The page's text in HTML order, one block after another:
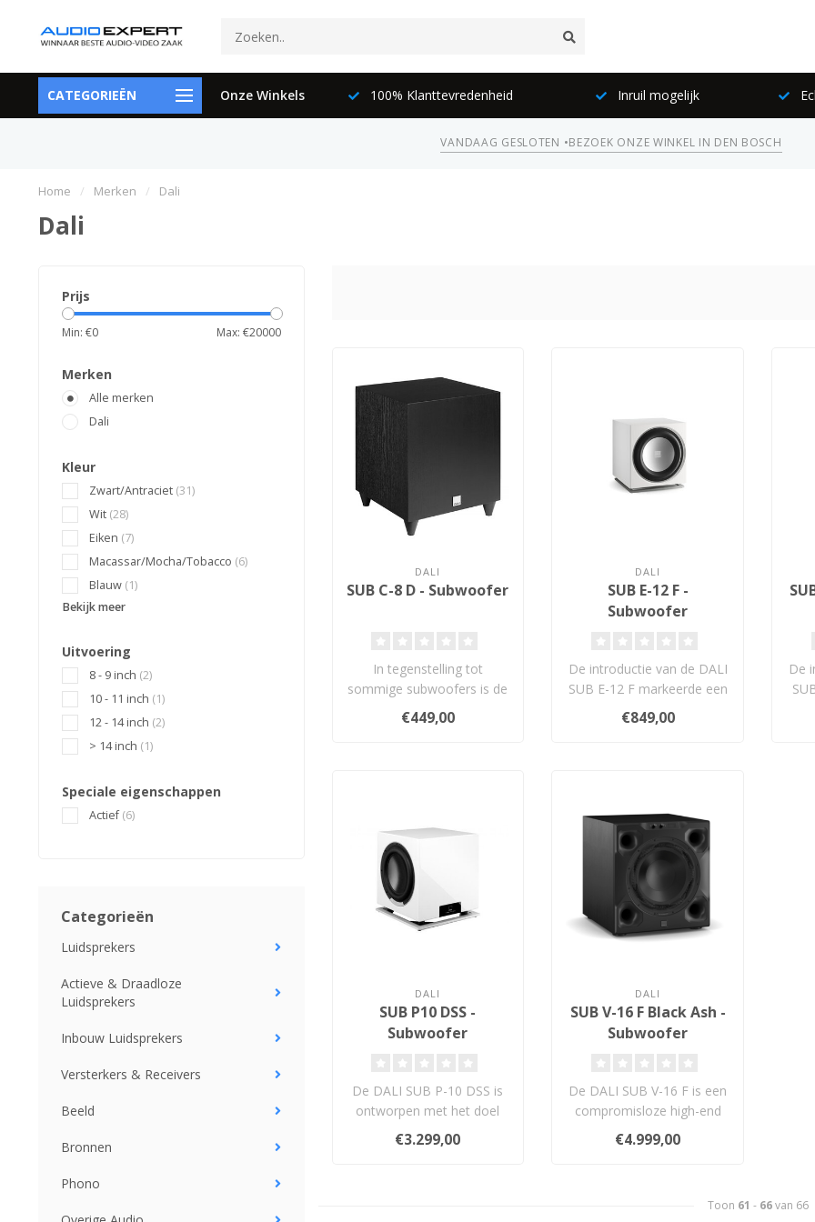
CATEGORIEËN Onze Winkels
073-6897729 100% Klanttevredenheid Inruil mogelijk
VANDAAG GESLOTEN •BEZOEK ONZE WINKEL IN DEN BOSCH
Home / Merken / Dali
Dali
Prijs
Min: €0 Max: €20000
Merken
Alle merken
Dali
Kleur
Zwart/Antraciet (31)
Wit (28)
Eiken (7)
Macassar/Mocha/Tobacco (6)
Blauw (1)
Bekijk meer
Uitvoering
8 - 9 inch (2)
10 - 11 inch (1)
12 - 14 inch (2)
> 14 inch (1)
Speciale eigenschappen
Actief(6)
Categorieën
Luidsprekers
Actieve & Draadloze
Luidsprekers
Inbouw Luidsprekers
Versterkers & Receivers
Beeld
Bronnen
Phono
DALI
SUB C-8 D - Subwoofer
In tegenstelling tot
sommige subwoofers is de
SUB C-8 D ontwikkeld om
even goed ..
€449,00
DALI
SUB E-12 F -
Subwoofer
De introductie van de DALI
SUB E-12 F markeerde een
nieuwe fase in wat er op
dit..
€849,00
De
DALI
SUB P10 DSS -
Subwoofer
De DALI SUB P-10 DSS is
ontworpen met het doel
om standaarden te zetten
voor de ..
€3.299,00
DALI
SUB V-16 F Black Ash -
Subwoofer
De DALI SUB V-16 F is een
compromisloze high-end
subwoofer met een 16-inch
long-..
€4.999,00
Toon 61 - 66van 66